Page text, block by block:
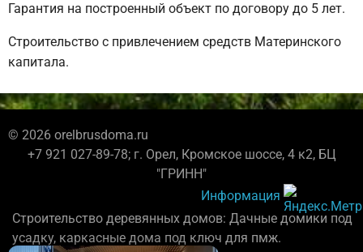
Гарантия на построенный объект по договору до 5 лет.
Строительство с привлечением средств Материнского
капитала.
© 2026 orelbrusdoma.ru
+7 921 027-89-78; г. Орел, Кромское шоссе, 4 к2, БЦ
"ГРИНН"
Информация
Строительство деревянных домов: Дачные домики под
усадку, каркасные дома под ключ для пмж.